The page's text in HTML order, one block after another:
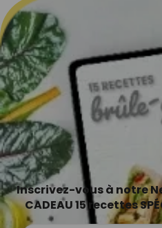
Inscrivez-vous à notre
CADEAU 15 recettes